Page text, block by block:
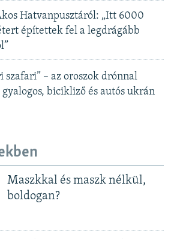
Hatvanpusztáról: „Itt 6000
építettek fel a legdrágább
szafari” – az oroszok drónnal
bicikliző és autós ukrán
Maszkkal és maszk nélkül,
boldogan?